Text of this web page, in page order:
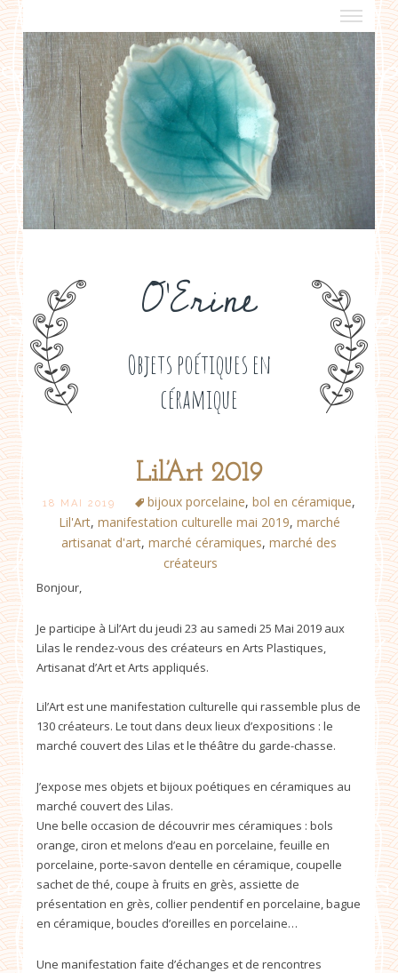
O'Erine
Objets poétiques en
céramique
a propos
boutiques de créateurs
contact
politique de confidentialité
Lil’Art 2019
18 MAI 2019 bijoux porcelaine, bol en céramique,
Lil'Art, manifestation culturelle mai 2019, marché
artisanat d'art, marché céramiques, marché des
créateurs
Bonjour,
Je participe à Lil’Art du jeudi 23 au samedi 25 Mai 2019 aux
Lilas le rendez-vous des créateurs en Arts Plastiques,
Artisanat d’Art et Arts appliqués.
Lil’Art est une manifestation culturelle qui rassemble plus de
130 créateurs. Le tout dans deux lieux d’expositions : le
marché couvert des Lilas et le théâtre du garde-chasse.
J’expose mes objets et bijoux poétiques en céramiques au
marché couvert des Lilas.
Une belle occasion de découvrir mes céramiques : bols
orange, ciron et melons d’eau en porcelaine, feuille en
porcelaine, porte-savon dentelle en céramique, coupelle
sachet de thé, coupe à fruits en grès, assiette de
présentation en grès, collier pendentif en porcelaine, bague
en céramique, boucles d’oreilles en porcelaine…
Une manifestation faite d’échanges et de rencontres
Post
navigation